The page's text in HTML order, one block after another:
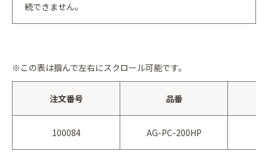
続できません。
※この表は掴んで左右にスクロール可能です。
注文番号 品番
100084 AG-PC-200HP